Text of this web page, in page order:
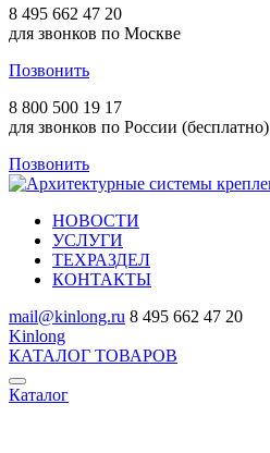
8 495 662 47 20
для звонков по Москве
Позвонить
8 800 500 19 17
для звонков по России (бесплатно)
Позвонить
НОВОСТИ
УСЛУГИ
ТЕХРАЗДЕЛ
КОНТАКТЫ
mail@kinlong.ru 8 495 662 47 20
Kinlong
КАТАЛОГ ТОВАРОВ
Каталог